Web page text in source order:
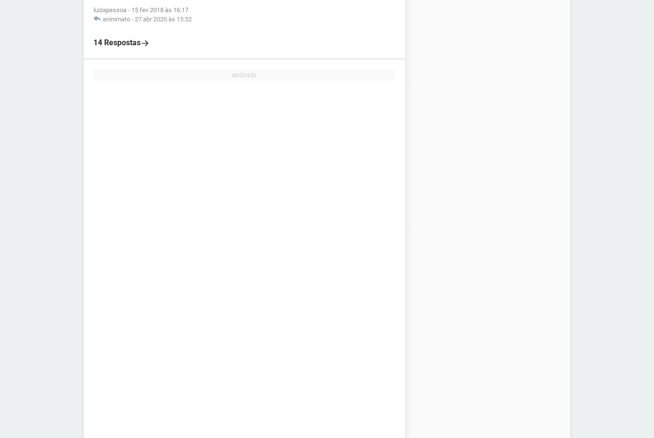
luizapessoa - 15 fev 2018 às 16:17
aninimato - 27 abr 2020 às 15:32
14 Respostas